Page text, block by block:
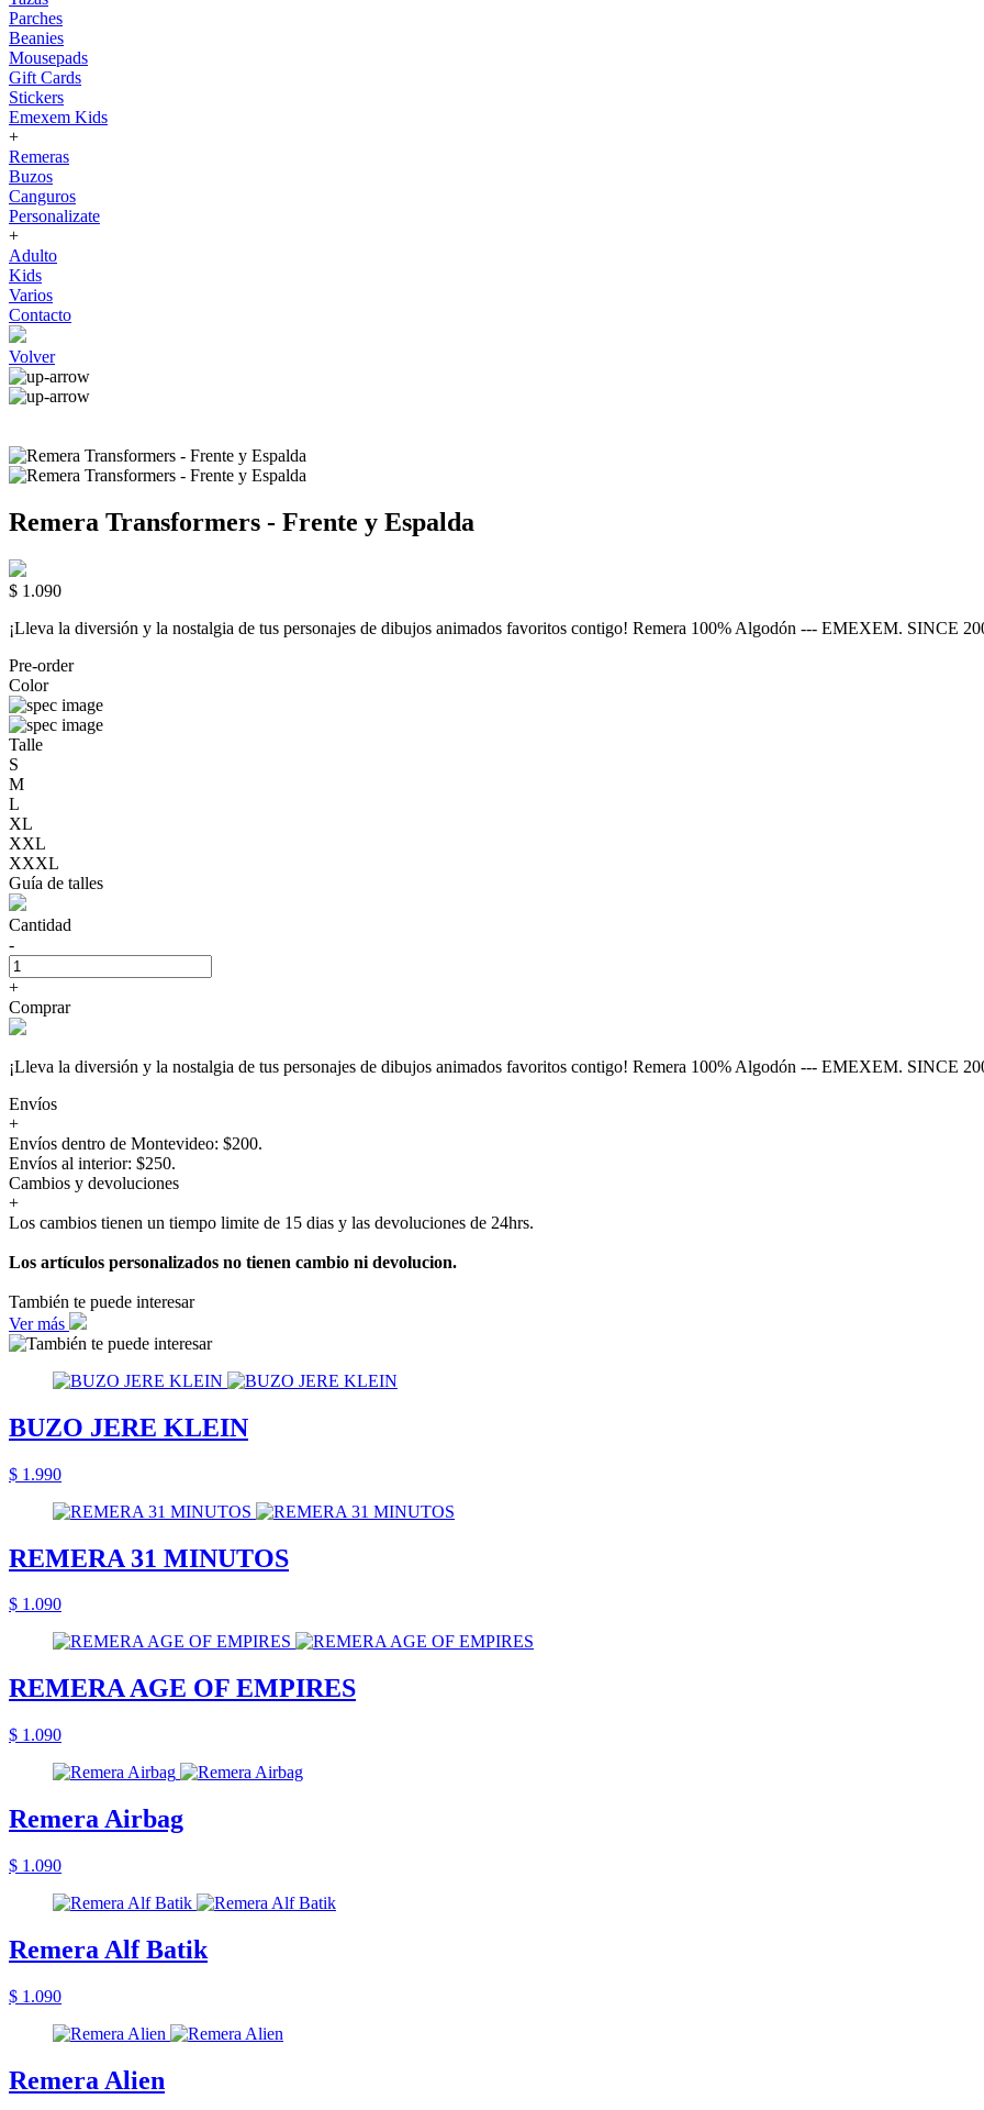
Parches
Beanies
Mousepads
Gift Cards
Stickers
Emexem Kids
+
Remeras
Buzos
Canguros
Personalizate
+
Adulto
Kids
Varios
Contacto
Volver
Remera Transformers - Frente y Espalda
$ 1.090
¡Lleva la diversión y la nostalgia de tus personajes de dibujos animados favoritos contigo! Remera 100% Algodón --- EMEXEM. SINCE
Pre-order
Color
Talle
S
M
L
XL
XXL
XXXL
Guía de talles
Cantidad
-
+
Comprar
¡Lleva la diversión y la nostalgia de tus personajes de dibujos animados favoritos contigo! Remera 100% Algodón --- EMEXEM. SINCE
Envíos
+
Envíos dentro de Montevideo: $200.
Envíos al interior: $250.
Cambios y devoluciones
+
Los cambios tienen un tiempo limite de 15 dias y las devoluciones de 24hrs.
Los artículos personalizados no tienen cambio ni devolucion.
También te puede interesar
Ver más
BUZO JERE KLEIN
$ 1.990
REMERA 31 MINUTOS
$ 1.090
REMERA AGE OF EMPIRES
$ 1.090
Remera Airbag
$ 1.090
Remera Alf Batik
$ 1.090
Remera Alien